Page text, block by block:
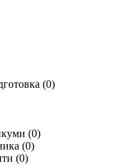
(0)
(0)
(0)
(0)